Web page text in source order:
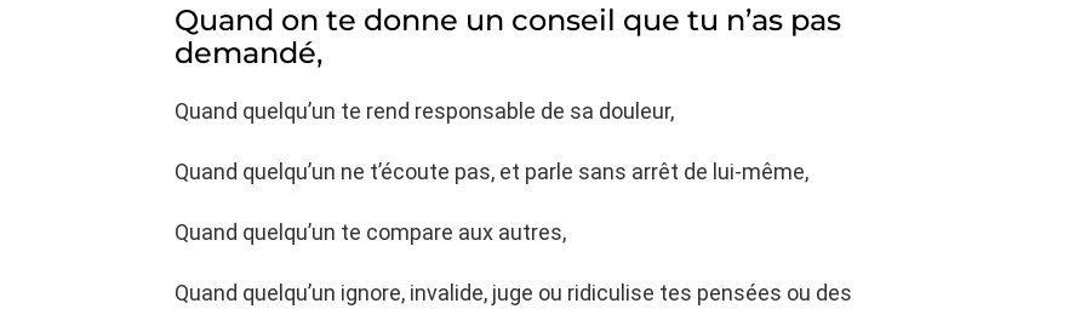
Quand on te donne un conseil que tu n’as pas
demandé,
Quand quelqu’un te rend responsable de sa douleur,
Quand quelqu’un ne t’écoute pas, et parle sans arrêt de lui-même,
Quand quelqu’un te compare aux autres,
Quand quelqu’un ignore, invalide, juge ou ridiculise tes pensées ou des